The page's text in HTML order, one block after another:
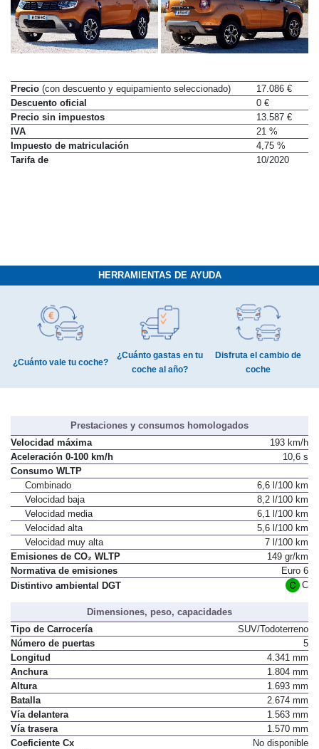
Precio (con descuento y equipamiento seleccionado)
17.086 €
Descuento oficial
0 €
Precio sin impuestos
13.587 €
IVA
21 %
Impuesto de matriculación
4,75 %
Tarifa de
10/2020
HERRAMIENTAS DE AYUDA
¿Cuánto vale tu coche?
¿Cuánto gastas en tu
coche al año?
Disfruta el cambio de
coche
Prestaciones y consumos homologados
Velocidad máxima
193 km/h
Aceleración 0-100 km/h
10,6 s
Consumo WLTP
Combinado
6,6 l/100 km
Velocidad baja
8,2 l/100 km
Velocidad media
6,1 l/100 km
Velocidad alta
5,6 l/100 km
Velocidad muy alta
7 l/100 km
Emisiones de CO₂ WLTP
149 gr/km
Normativa de emisiones
Euro 6
Distintivo ambiental DGT
C
Dimensiones, peso, capacidades
Tipo de Carrocería
SUV/Todoterreno
Número de puertas
5
Longitud
4.341 mm
Anchura
1.804 mm
Altura
1.693 mm
Batalla
2.674 mm
Vía delantera
1.563 mm
Vía trasera
1.570 mm
Coeficiente Cx
No disponible